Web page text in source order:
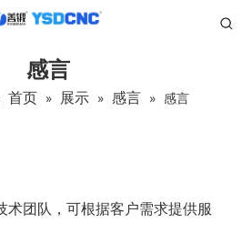
感言
首页 » 展示 » 感言 » 感言
术团队，可根据客户需求提供服